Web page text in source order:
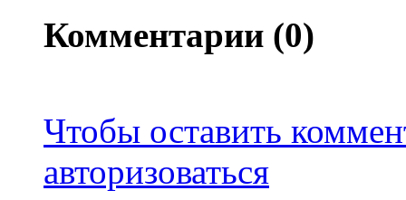
Комментарии (0)
Чтобы оставить
авторизоваться